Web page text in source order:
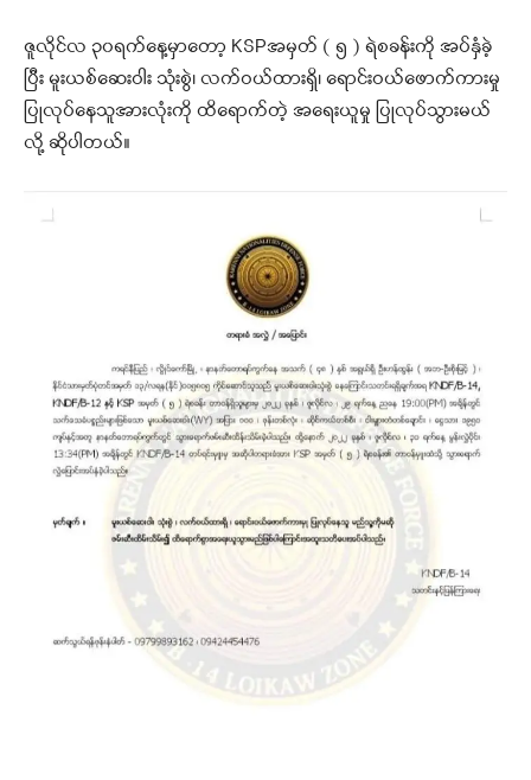
ဇူလိုင်လ ၃၀ရက်နေ့မှာတော့ KSPအမှတ် ( ၅ ) ရဲစခန်းကို အပ်နှံခဲ့
ပြီး မူးယစ်ဆေးဝါး သုံးစွဲ၊ လက်ဝယ်ထားရှိ၊ ရောင်းဝယ်ဖောက်ကားမှု
ပြုလုပ်နေသူအားလုံးကို ထိရောက်တဲ့ အရေးယူမှု ပြုလုပ်သွားမယ်
လို့ ဆိုပါတယ်။